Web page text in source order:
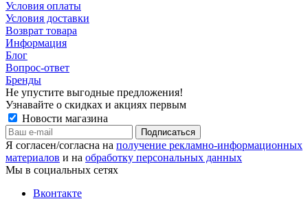
Условия оплаты
Условия доставки
Возврат товара
Информация
Блог
Вопрос-ответ
Бренды
Не упустите выгодные предложения!
Узнавайте о скидках и акциях первым
Новости магазина
Я согласен/согласна на получение рекламно-информационных
материалов и на обработку персональных данных
Мы в социальных сетях
Вконтакте